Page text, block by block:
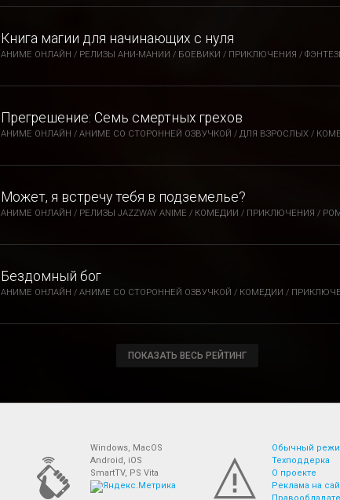
Книга магии для начинающих с нуля
АНИМЕ ОНЛАЙН / РЕЛИЗЫ АНИ-МАНИИ / БОЕВИКИ / ПРИКЛЮЧЕНИЯ /
Прегрешение: Семь смертных грехов
АНИМЕ ОНЛАЙН / АНИМЕ СО СТОРОННЕЙ ОЗВУЧКОЙ / ДЛЯ ВЗРОСЛЫХ /
Может, я встречу тебя в подземелье?
АНИМЕ ОНЛАЙН / РЕЛИЗЫ JAZZWAY ANIME / КОМЕДИИ / ПРИКЛЮЧЕНИЯ /
Бездомный бог
АНИМЕ ОНЛАЙН / АНИМЕ СО СТОРОННЕЙ ОЗВУЧКОЙ / КОМЕДИИ /
ПОКАЗАТЬ ВЕСЬ РЕЙТИНГ
Windows, MacOS
Android, iOS
SmartTV, PS Vita
Обычный
Техподдерка
О проекте
Реклама на